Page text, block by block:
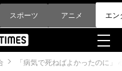
スポーツ アニメ エン
「病気で死ねばよかったのに